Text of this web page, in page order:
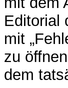
Editorial
mit
zu
dem